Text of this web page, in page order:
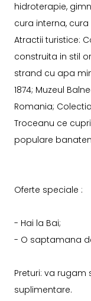
hidroterapie,
cura interna, cura
Atractii turistice:
construita in stil
strand cu apa
1874; Muzeul
Romania;
Troceanu ce
populare
Oferte speciale :
- Hai la Bai;
- O saptamana
Preturi: va
suplimentare.